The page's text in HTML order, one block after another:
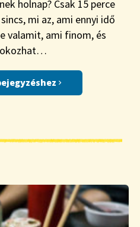
holnap? Csak 15 perce
mi az, ami ennyi idő
valamit, ami finom, és
okozhat…